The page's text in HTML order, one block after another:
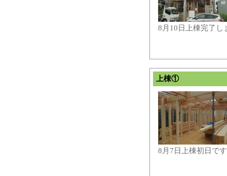
8月10日上棟完了し
上棟①
8月7日上棟初日で